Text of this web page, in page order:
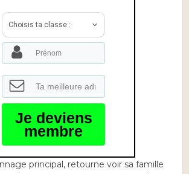
Choisis ta classe :
Je deviens
membre
principal, retourne voir sa famille